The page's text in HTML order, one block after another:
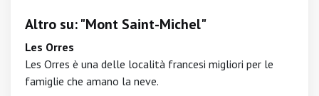
Altro su: "Mont Saint-Michel"
Les Orres
Les Orres è una delle località francesi migliori per le
famiglie che amano la neve.